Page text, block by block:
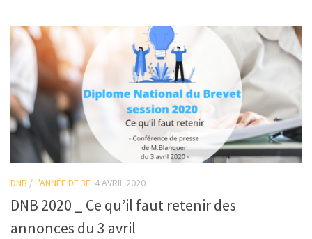
DNB /L'ANNÉE DE 3E 4 AVRIL 2020
DNB 2020 _ Ce qu’il faut retenir des
annonces du 3 avril